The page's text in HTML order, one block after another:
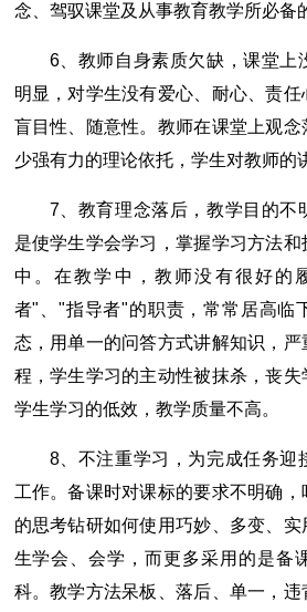
念、驾驭课堂及从事教育教学所必备
6、教师自身素质欠缺，课堂上
明显，对学生没有爱心、耐心、责
盲目性、随意性。教师在课堂上观
少强有力的理论依托，学生对教师的
7、教育理念落后，教学目的不
是使学生学会学习，掌握学习方法
中。在教学中，教师没有很好的
者"、"指导者"的职责，常常居高临
态，用单一的问答方式讲解知识，
程，学生学习的主动性被抹杀，丧
学生学习的低效，教学质量不高。
8、不注重学习，为完成任务迎
工作。备课时对课标的要求不明确
的思考钻研如何使用巧妙、多变、
生学会、会学，而更多采用的是备
科。教学方法呆板、落后、单一，